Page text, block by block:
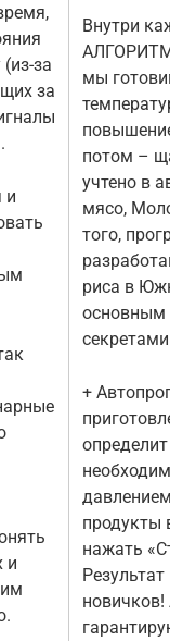
за
за
и
и
Внутри
АЛГОРИТМ
мы
потом –
учтено в
мясо,
того,
риса в
основным
+
продукты
нажать